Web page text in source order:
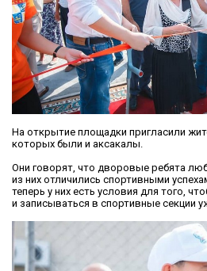
На открытие площадки пригласили
которых были и аксакалы.
Они говорят, что дворовые ребята
из них отличились спортивными
теперь у них есть условия для того,
и записываться в спортивные секции